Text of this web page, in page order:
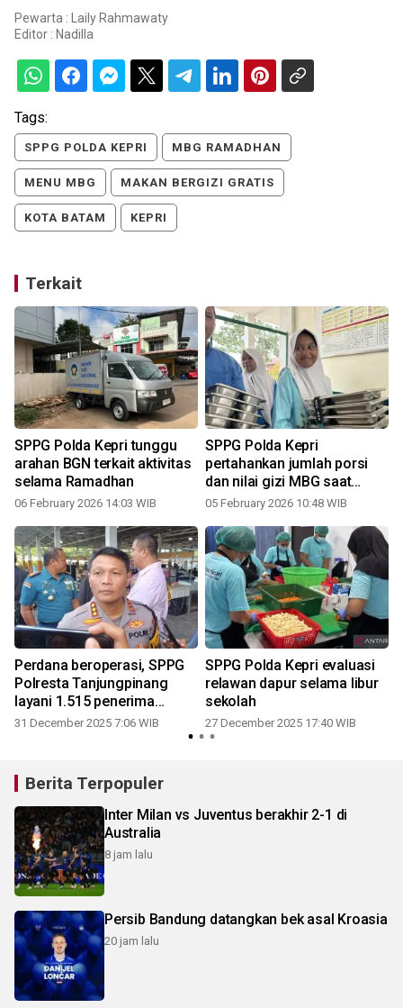
Pewarta : Laily Rahmawaty
Editor : Nadilla
Tags:
SPPG POLDA KEPRI MBG RAMADHAN
MENU MBG MAKAN BERGIZI GRATIS
KOTA BATAM KEPRI
Terkait
SPPG Polda Kepri tunggu
arahan BGN terkait aktivitas
selama Ramadhan
06 February 2026 14:03 WIB
SPPG Polda Kepri
pertahankan jumlah porsi
dan nilai gizi MBG saat
harga pangan naik
05 February 2026 10:48 WIB
Perdana beroperasi, SPPG
Polresta Tanjungpinang
layani 1.515 penerima
manfaat MBG
31 December 2025 7:06 WIB
SPPG Polda Kepri evaluasi
relawan dapur selama libur
sekolah
27 December 2025 17:40 WIB
Berita Terpopuler
Inter Milan vs Juventus berakhir 2-1 di
Australia
8 jam lalu
Persib Bandung datangkan bek asal Kroasia
20 jam lalu